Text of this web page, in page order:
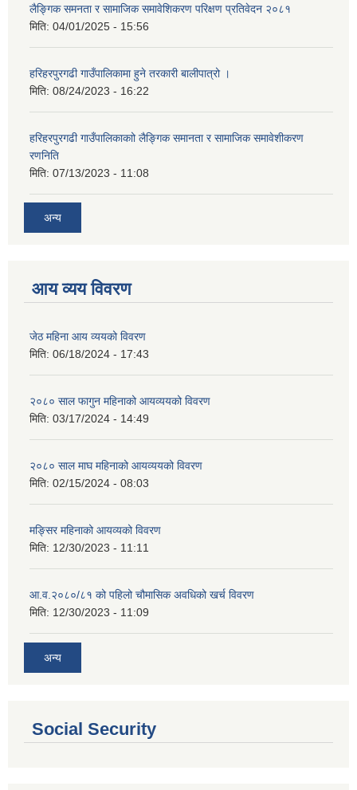
लैङ्गिक समनता र सामाजिक समावेशिकरण परिक्षण प्रतिवेदन २०८१
मिति: 04/01/2025 - 15:56
हरिहरपुरगढी गाउँपालिकामा हुने तरकारी बालीपात्रो ।
मिति: 08/24/2023 - 16:22
हरिहरपुरगढी गाउँपालिकाकाो लैङ्गिक समानता र सामाजिक समावेशीकरण
रणनिति
मिति: 07/13/2023 - 11:08
अन्य
आय व्यय विवरण
जेठ महिना आय व्ययको विवरण
मिति: 06/18/2024 - 17:43
२०८० साल फागुन महिनाको आयव्ययको विवरण
मिति: 03/17/2024 - 14:49
२०८० साल माघ महिनाको आयव्ययको विवरण
मिति: 02/15/2024 - 08:03
मङ्सिर महिनाको आयव्यको विवरण
मिति: 12/30/2023 - 11:11
आ.व.२०८०/८१ को पहिलो चौमासिक अवधिको खर्च विवरण
मिति: 12/30/2023 - 11:09
अन्य
Social Security